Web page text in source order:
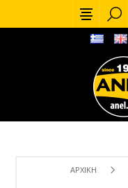
ΑΡΧΙΚΉ